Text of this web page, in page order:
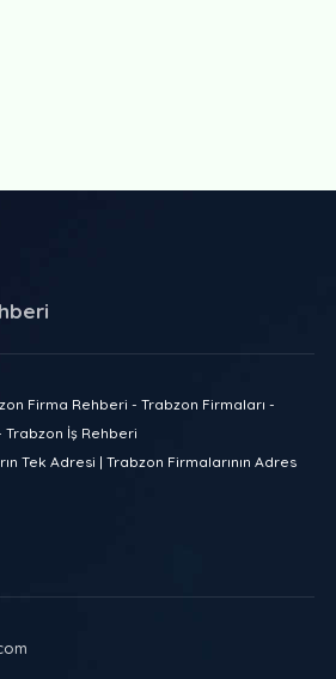
Firma Rehberi - Trabzon Firmaları -
İş Rehberi
Tek Adresi | Trabzon Firmalarının Adres